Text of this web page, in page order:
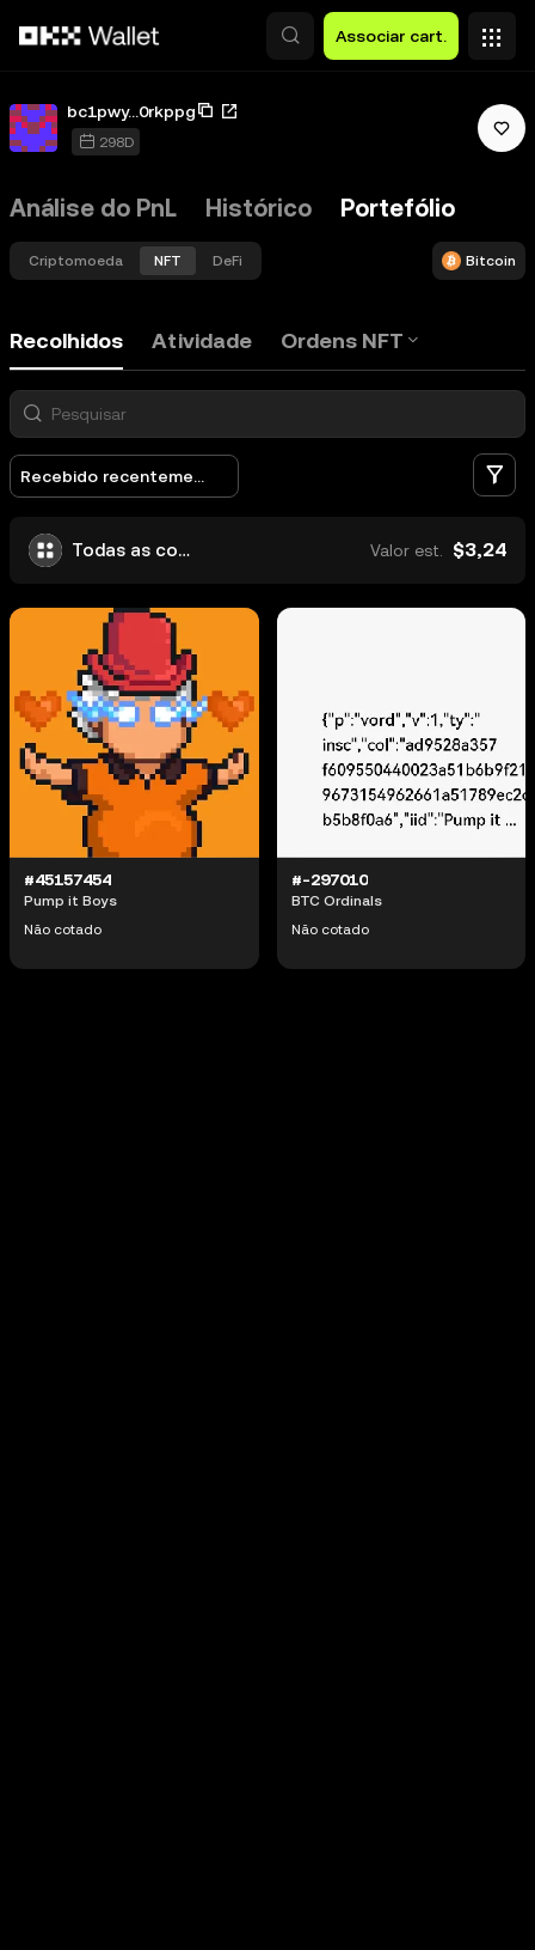
Associar cart.
bc1pwy...0rkppg
298D
Análise do PnL Histórico Portefólio
Criptomoeda NFT DeFi Bitcoin
Recolhidos Atividade Ordens NFT
Recebido recentemente
Todas as coleções Valor est. $3,24
#45157454
Pump it Boys
Não cotado
#-297010
BTC Ordinals
Não cotado